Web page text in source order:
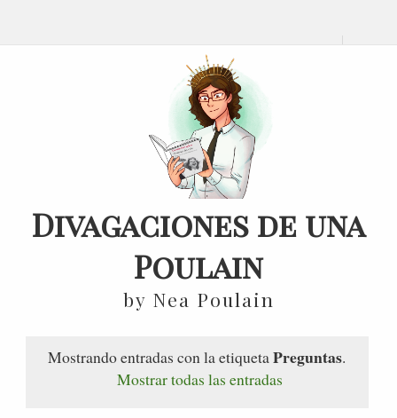
Divagaciones de una
Poulain
by Nea Poulain
Mostrando entradas con la etiquetaPreguntas.
Mostrar todas las entradas